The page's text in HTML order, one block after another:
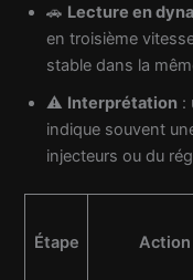
🚗 Lecture en
en troisième
stable dans la
⚠️ Interprétation :
indique souvent
injecteurs ou du
Étape Action